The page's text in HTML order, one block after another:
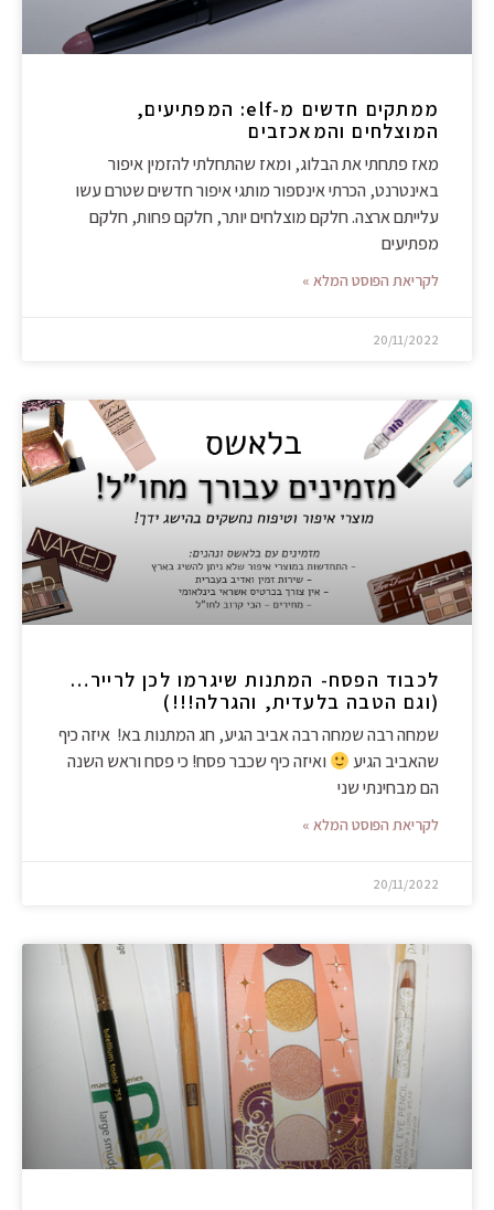
ממתקים חדשים מ-elf: המפתיעים,
המוצלחים והמאכזבים
מאז פתחתי את הבלוג, ומאז שהתחלתי להזמין איפור
באינטרנט, הכרתי אינספור מותגי איפור חדשים שטרם עשו
עלייתם ארצה. חלקם מוצלחים יותר, חלקם פחות, חלקם
מפתיעים
לקריאת הפוסט המלא »
20/11/2022
לכבוד הפסח- המתנות שיגרמו לכן לרייר…
(וגם הטבה בלעדית, והגרלה!!!)
שמחה רבה שמחה רבה אביב הגיע, חג המתנות בא! איזה כיף
שהאביב הגיע
ואיזה כיף שכבר פסח! כי פסח וראש השנה
הם מבחינתי שני
לקריאת הפוסט המלא »
20/11/2022